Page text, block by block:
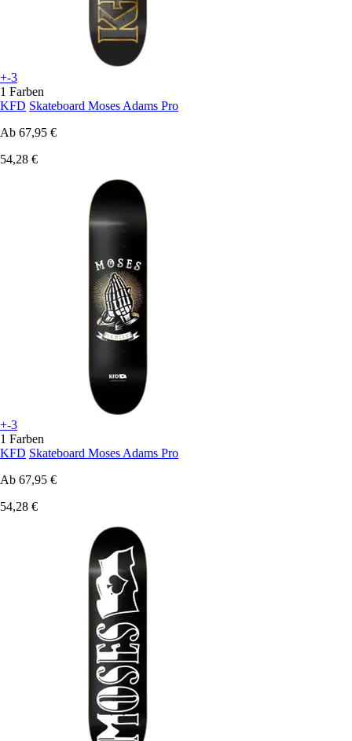
+-3
1 Farben
KFD Skateboard Moses Adams Pro
Ab 67,95 €
54,28 €
+-3
1 Farben
KFD Skateboard Moses Adams Pro
Ab 67,95 €
54,28 €